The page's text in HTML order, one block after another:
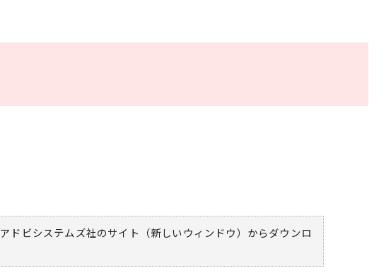
アドビシステムズ社のサイト（新しいウィンドウ） からダウンロ